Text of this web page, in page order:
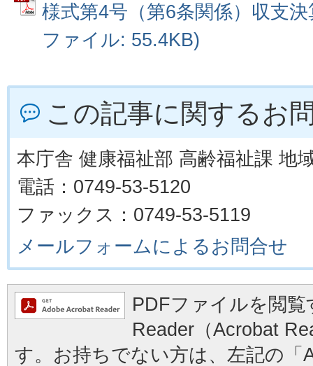
様式第4号（第6条関係）収支
ファイル: 55.4KB)
この記事に関するお
本庁舎 健康福祉部 高齢福祉課 地
電話：0749-53-5120
ファックス：0749-53-5119
メールフォームによるお問合せ
PDFファイルを閲
Reader（Acrobat
す。お持ちでない方は、左記の「